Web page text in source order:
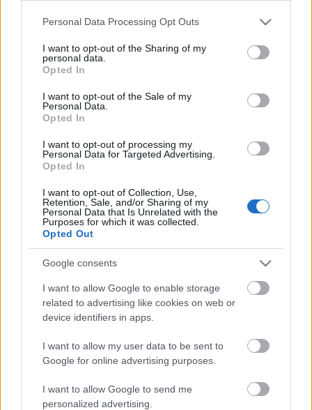
Please note that this website/app uses one or more Google
not limited to your visit or usage behaviour. You may click to
grant or deny consent to Google and its third-party tags to
use your data for below specified purposes in below Google
consent section.
Personal Data Processing Opt Outs
I want to opt-out of the Sharing of my
personal data.
Opted In
I want to opt-out of the Sale of my
Personal Data.
Opted In
I want to opt-out of processing my
Personal Data for Targeted Advertising.
Opted In
I want to opt-out of Collection, Use,
Retention, Sale, and/or Sharing of my
Personal Data that Is Unrelated with the
Purposes for which it was collected.
Opted Out
Google consents
I want to allow Google to enable storage
related to advertising like cookies on web or
device identifiers in apps.
I want to allow my user data to be sent to
Google for online advertising purposes.
I want to allow Google to send me
personalized advertising.
Mostantól nem lehet menet közben
használni az érintőképernyős menüt
Várkonyi Gábor Autóblog•2020. augusztus 03.
Tudom, sok volt az elmúlt napokban a Tesla
kontent, de ez a hír azért eléggé mélyreható
változásokat indíthat el az eddig trendekkel
homlokegyenest szembemenve. Történetünk főhőse
tavaly márciusban heves esőben a Teslájának a
intenzitását. A…